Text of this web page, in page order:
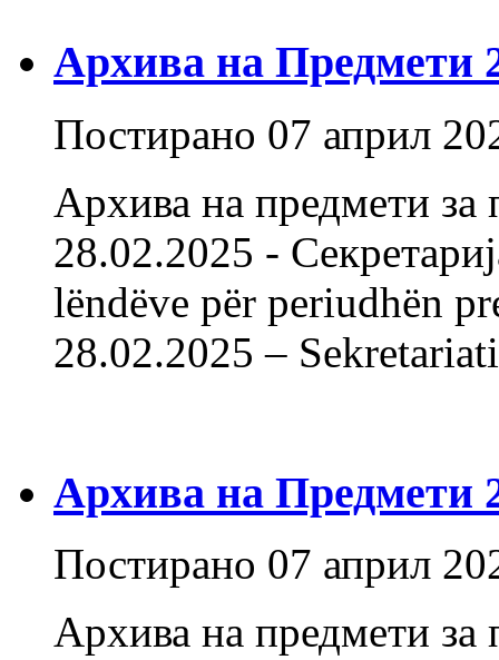
Архива на Предмети
Постирано 07 април
Архива на предмети
28.02.2025 -
lëndëve për periudhën
28.02.2025 –
Архива на Предмети
Постирано 07 април
Архива на предмети